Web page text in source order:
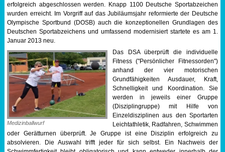
erfolgreich abgeschlossen werden. Knapp 1100 Deutsche Sportabzeichen
wurden erreicht. Im Vorgriff auf das Jubiläumsjahr reformierte der Deutsche
Olympische Sportbund (DOSB) auch die konzeptionellen Grundlagen des
Deutschen Sportabzeichens und umfassend modernisiert startete es am 1.
Januar 2013 neu.
Medizinballwurf
Das DSA überprüft die individuelle
Fitness ("Persönlicher Fitnessorden")
anhand der vier motorischen
Grundfähigkeiten Ausdauer, Kraft,
Schnelligkeit und Koordination. Sie
werden in jeweils einer Gruppe
(Disziplingruppe) mit Hilfe von
Einzeldisziplinen aus den Sportarten
Leichtathletik, Radfahren, Schwimmen
oder Gerätturnen überprüft. Je Gruppe ist eine Disziplin erfolgreich zu
absolvieren. Die Auswahl trifft jeder für sich selbst. Ein Nachweis der